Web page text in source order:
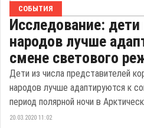
СОБЫТИЯ
Исследование:
народов лучше
смене светового
Дети из числа представителей
народов лучше адаптируются к
период полярной ночи в
20.03.2020 11:02